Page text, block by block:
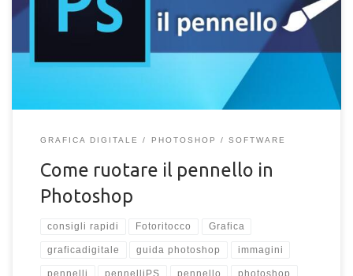
strumento pennello in Photoshop. Abbiamo già visto come è
possibile personalizzare i brush o come crearli da zero. Ora
vedremo come fare per poter ruotare il pennello in Photoshop
a nostro piacimento e con un […]
GRAFICA DIGITALE PHOTOSHOP SOFTWARE
Come ruotare il pennello in
Photoshop
consigli rapidi Fotoritocco Grafica
graficadigitale guida photoshop immagini
pennelli pennelliPS pennello photoshop